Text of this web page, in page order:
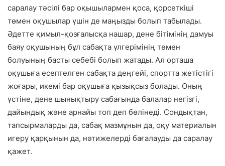
саралау тәсілі бар оқышылармен қоса, қорсеткіші
төмен оқушылар үшін де маңызды болып табылады.
Әдетте қимыл-қозғалысқа нашар, дене бітімінің дамуы
баяу оқушының бұл сабақта үлгерімінің төмен
болуының басты себебі болып жатады. Ал орташа
оқушыға есептелген сабақта деңгейі, спортта жетістігі
жоғары, икемі бар оқушыға қызықсыз болады. Оның
үстіне, дене шынықтыру сабағында балалар негізгі,
дайындық және арнайы топ деп бөлінеді. Сондықтан,
тапсырмаларды да, сабақ мазмұнын да, оқу материалын
игеру қарқынын да, нәтижелерді бағалауды да саралау
қажет.